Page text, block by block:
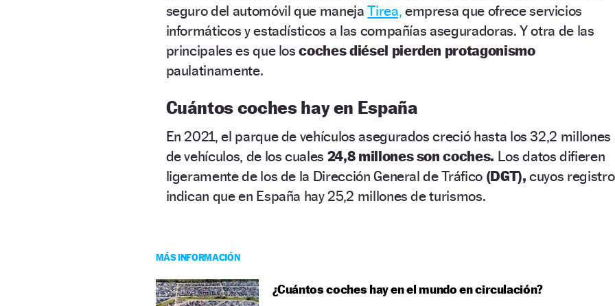
seguro del automóvil que manejaTirea, empresa que ofrece servicios
informáticos y estadísticos a las compañías aseguradoras. Y otra de las
principales es que loscoches diésel pierden protagonismo
paulatinamente.
Cuántos coches hay en España
En 2021, el parque de vehículos asegurados creció hasta los 32,2 millones
de vehículos, de los cuales 24,8 millones son coches. Los datos difieren
ligeramente de los de la Dirección General de Tráfico (DGT), cuyos
indican que en España hay 25,2 millones de turismos.
MÁS INFORMACIÓN
¿Cuántos coches hay en el mundo en circulación?